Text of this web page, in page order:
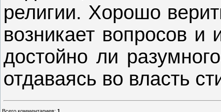
религии. Хорошо
возникает вопросов
достойно ли
отдаваясь во власть